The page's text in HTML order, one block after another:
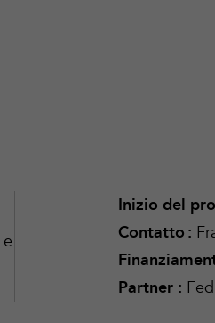
Inizio del
Contatto :
Partner :